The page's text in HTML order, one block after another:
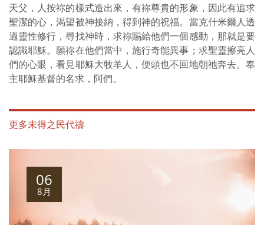
天父，人按祢的樣式造出來，有祢尊貴的形象，因此有追求
聖潔的心，渴望被神接納，得到神的祝福。當克什米爾人透
過靈性修行，尋找神時，求祢賜給他們一個感動，那就是要
認識耶穌。願祢在他們當中，施行奇能異事；求聖靈擦亮人
們的心眼，看見耶穌大牧羊人，便頭也不回地朝祂奔去。奉
主耶穌基督的名求，阿們。
更多未得之民代禱
06
8月